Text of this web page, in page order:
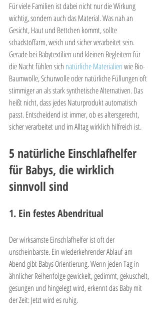
Für viele Familien ist dabei nicht nur die Wirkung
wichtig, sondern auch das Material. Was nah an
Gesicht, Haut und Bettchen kommt, sollte
schadstoffarm, weich und sicher verarbeitet sein.
Gerade bei Babytextilien und kleinen Begleitern für
die Nacht fühlen sich natürliche Materialien wie Bio-
Baumwolle, Schurwolle oder natürliche Füllungen oft
stimmiger an als stark synthetische Alternativen. Das
heißt nicht, dass jedes Naturprodukt automatisch
passt. Entscheidend ist immer, ob es altersgerecht,
sicher verarbeitet und im Alltag wirklich hilfreich ist.
5 natürliche Einschlafhelfer
für Babys, die wirklich
sinnvoll sind
1. Ein festes Abendritual
Der wirksamste Einschlafhelfer ist oft der
unscheinbarste. Ein wiederkehrender Ablauf am
Abend gibt Babys Orientierung. Wenn jeden Tag in
ähnlicher Reihenfolge gewickelt, gedimmt, gekuschelt,
gesungen und hingelegt wird, erkennt das Baby mit
der Zeit: Jetzt wird es ruhig.